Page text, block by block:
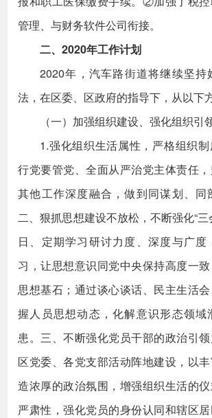
管理、与财务软件公司衔接。
二、2020年工作计划
2020年，汽车路街道将继续坚持
法，在区委、区政府的指导下，从以下
（一）加强组织建设、强化组织引
1.强化组织生活属性，严格组织
行党要管党、全面从严治党主体责任
其他工作深度融合，做到同谋划、同
二、狠抓思想建设不放松，不断强化“三
日、定期学习研讨力度、深度与广度
习，让思想意识同党中央保持高度一
思想基石；通过谈心谈话、民主生活
握人员思想动态，化解意识形态领域
患。三、不断强化党员干部的政治引
区党委、各党支部活动阵地建设，以
造浓厚的政治氛围，增强组织生活的仪
严肃性，强化党员的身份认同和辖区